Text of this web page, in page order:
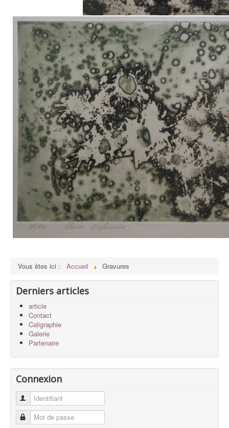
Vous êtes ici : Accueil Gravures
Derniers articles
article
Contact
Caligraphie
Galerie
Partenaire
Connexion
Identifiant
Mot de passe